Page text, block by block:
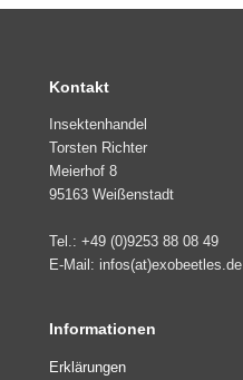
Kontakt
Insektenhandel
Torsten Richter
Meierhof 8
95163 Weißenstadt
Tel.: +49 (0)9253 88 08 49
E-Mail: infos(at)exobeetles.de
Informationen
Erklärungen